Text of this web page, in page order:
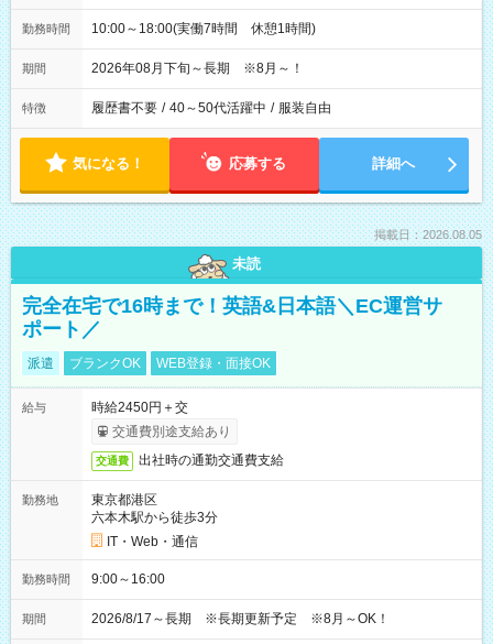
勤務時間 10:00～18:00(実働7時間 休憩1時間)
期間 2026年08月下旬～長期 ※8月～！
特徴 履歴書不要 / 40～50代活躍中 / 服装自由
気になる！ 応募する 詳細へ
掲載日：2026.08.05
未読
完全在宅で16時まで！英語&日本語＼EC運営サ
ポート／
派遣 ブランクOK WEB登録・面接OK
給与
時給2450円＋交
交通費別途支給あり
交通費 出社時の通勤交通費支給
勤務地
東京都港区
六本木駅から徒歩3分
IT・Web・通信
勤務時間 9:00～16:00
期間 2026/8/17～長期 ※長期更新予定 ※8月～OK！